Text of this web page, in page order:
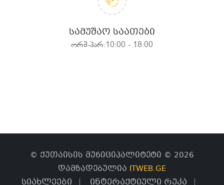
ᲡᲐᲛᲣᲨᲐᲝ ᲡᲐᲐᲗᲔᲑᲘ
ორშ-პარ:10:00 - 18:00
© ქუთაისის მუნიციპალიტეტი © 2026
დამზადებულია ITWEB.GE
სიახლეები ინტერაქტიული რუკა